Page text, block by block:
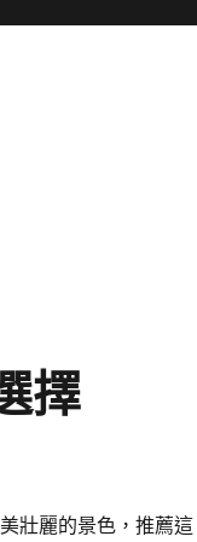
擇
壯麗的景色，推薦這